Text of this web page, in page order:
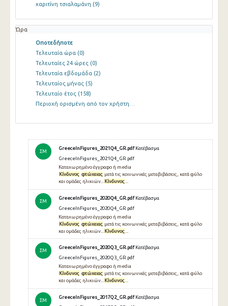
χαριτίνη τσιαλαμάνη (9)
Ώρα
Οποτεδήποτε
Τελευταία ώρα (0)
Τελευταίες 24 ώρες (0)
Τελευταία εβδομάδα (2)
Τελευταίος μήνας (5)
Τελευταίο έτος (158)
Περιοχή ορισμένη από τον χρήστη…
ΣΜ
GreeceInFigures_2021Q4_GR.pdf Κατέβασμα
GreeceInFigures_2021Q4_GR.pdf
Καταχωρημένο έγγραφο ή media
Κίνδυνος φτώχειας μετά τις κοινωνικές μεταβιβάσεις, κατά φύλο
και ομάδες ηλικιών... Κίνδυνος...
ΣΜ
GreeceInFigures_2020Q4_GR.pdf Κατέβασμα
GreeceInFigures_2020Q4_GR.pdf
Καταχωρημένο έγγραφο ή media
Κίνδυνος φτώχειας μετά τις κοινωνικές μεταβιβάσεις, κατά φύλο
και ομάδες ηλικιών...
Κίνδυνος
ΣΜ
GreeceInFigures_2020Q3_GR.pdf Κατέβασμα
GreeceInFigures_2020Q3_GR.pdf
Καταχωρημένο έγγραφο ή media
Κίνδυνος φτώχειας μετά τις κοινωνικές μεταβιβάσεις, κατά φύλο
και ομάδες ηλικιών... Κίνδυνος...
ΣΜ
GreeceInFigures_2017Q2_GR.pdf Κατέβασμα